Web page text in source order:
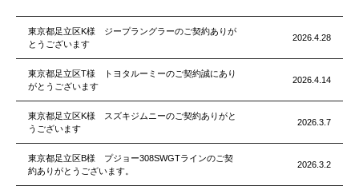
東京都足立区K様 ジープラングラーのご契約ありが
とうございます
2026.4.28
東京都足立区T様 トヨタルーミーのご契約誠にあり
がとうございます
2026.4.14
東京都足立区K様 スズキジムニーのご契約ありがと
うございます
2026.3.7
東京都足立区B様 プジョー308SWGTラインのご契
約ありがとうございます。
2026.3.2